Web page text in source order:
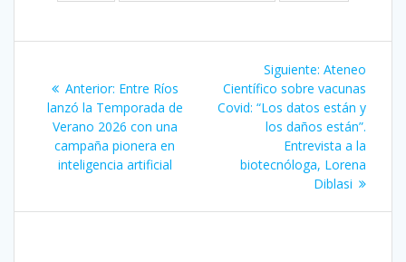
de
entradas
Anterior: Entrada
anterior:
Entre Ríos
lanzó la Temporada de
Verano 2026 con una
campaña pionera en
inteligencia artificial
Siguiente: Siguiente
entrada:
Ateneo
Científico sobre vacunas
Covid: “Los datos están y
los daños están”.
Entrevista a la
biotecnóloga, Lorena
Diblasi